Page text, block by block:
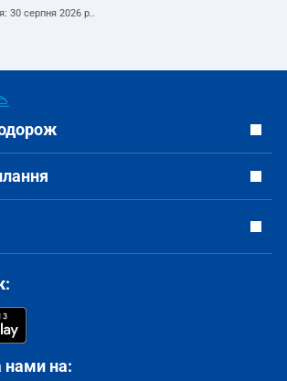
30 серпня 2026 р..
нами на: